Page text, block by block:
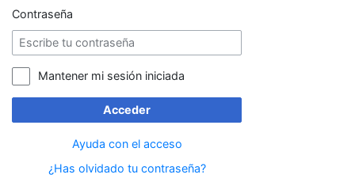
Contraseña
Mantener mi sesión iniciada
Acceder
Ayuda con el acceso
¿Has olvidado tu contraseña?